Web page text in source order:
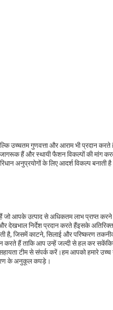
उच्चतम गुणवत्ता और आराम भी प्रदान करते
हैं और स्थायी फैशन विकल्पों की मांग
अनुप्रयोगों के लिए आदर्श विकल्प बनाती
जो आपके उत्पाद से अधिकतम लाभ प्राप्त
देखभाल निर्देश प्रदान करते हैंइसके अतिरिक्त,
है, जिसमें काटने, सिलाई और परिष्करण
करते हैं ताकि आप उन्हें जल्दी से हल कर
टीम से संपर्क करें।हम आपको हमारे उच्च
के अनुकूल कपड़े।